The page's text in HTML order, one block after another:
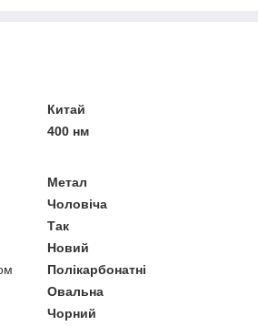
Китай
400 нм
Метал
Чоловіча
Так
Новий
Полікарбонатні
Овальна
Чорний